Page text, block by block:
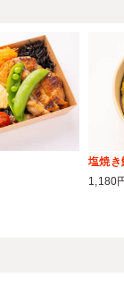
塩焼き
1,180